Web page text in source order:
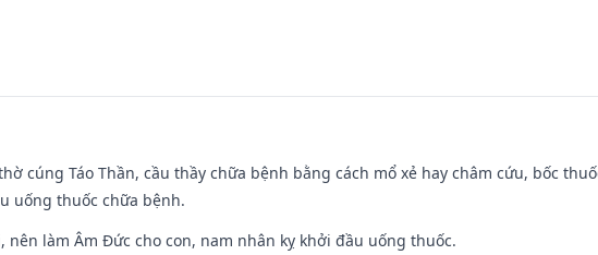
cúng Táo Thần, cầu thầy chữa bệnh bằng cách mổ xẻ hay châm cứu, bốc
uống thuốc chữa bệnh.
nên làm Âm Đức cho con, nam nhân kỵ khởi đầu uống thuốc.